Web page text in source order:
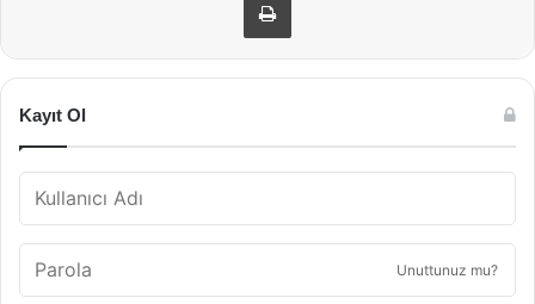
Kayıt Ol
Unuttunuz mu?